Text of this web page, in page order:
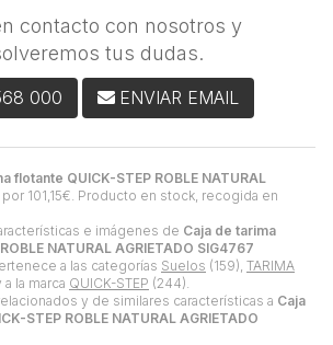
flotante QUICK-STEP ROBLE NATURAL
por 101,15€ . Producto en stock, recogida en
e imágenes de Caja de tarima
NATURAL AGRIETADO SIG4767
a las categorías Suelos (159), TARIMA
a la marca QUICK-STEP (244).
y de similares características a Caja
STEP ROBLE NATURAL AGRIETADO
contacto con nosotros y
tus dudas.
000 ENVIAR EMAIL